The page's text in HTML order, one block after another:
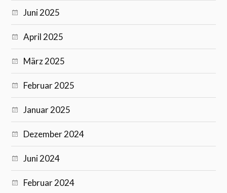
Juni 2025
April 2025
März 2025
Februar 2025
Januar 2025
Dezember 2024
Juni 2024
Februar 2024